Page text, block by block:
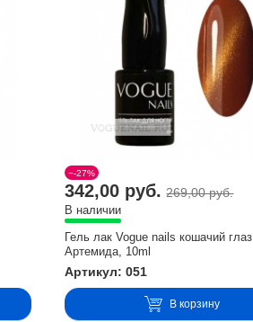
−-27%
342,00 руб. 269,00 руб.
В наличии
Гель лак Vogue nails кошачий глаз
Артемида, 10ml
Артикул: 051
В корзину